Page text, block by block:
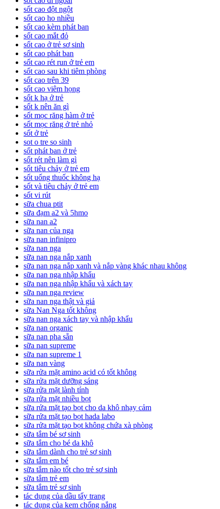
sốt cao đột ngột
sốt cao ho nhiều
sốt cao kèm phát ban
sốt cao mắt đỏ
sốt cao ở trẻ sơ sinh
sốt cao phát ban
sốt cao rét run ở trẻ em
sốt cao sau khi tiêm phòng
sốt cao trên 39
sốt cao viêm họng
sốt k hạ ở trẻ
sốt k nên ăn gì
sốt mọc răng hàm ở trẻ
sốt mọc răng ở trẻ nhỏ
sốt ở trẻ
sot o tre so sinh
sốt phát ban ở trẻ
sốt rét nên làm gì
sốt tiêu chảy ở trẻ em
sốt uống thuốc không hạ
sốt và tiêu chảy ở trẻ em
sốt vi rút
sữa chua ptit
sữa đạm a2 và 5hmo
sữa nan a2
sữa nan của nga
sữa nan infinipro
sữa nan nga
sữa nan nga nắp xanh
sữa nan nga nắp xanh và nắp vàng khác nhau không
sữa nan nga nhập khẩu
sữa nan nga nhập khẩu và xách tay
sữa nan nga review
sữa nan nga thật và giả
sữa Nan Nga tốt không
sữa nan nga xách tay và nhập khẩu
sữa nan organic
sữa nan pha sẵn
sữa nan supreme
sữa nan supreme 1
sữa nan vàng
sữa rửa mặt amino acid có tốt không
sữa rửa mặt dưỡng sáng
sữa rửa mặt lành tính
sữa rửa mặt nhiều bọt
sữa rửa mặt tạo bọt cho da khô nhạy cảm
sữa rửa mặt tạo bọt hada labo
sữa rửa mặt tạo bọt không chứa xà phòng
sữa tắm bé sơ sinh
sữa tắm cho bé da khô
sữa tắm dành cho trẻ sơ sinh
sữa tắm em bé
sữa tắm nào tốt cho trẻ sơ sinh
sữa tắm trẻ em
sữa tắm trẻ sơ sinh
tác dụng của dầu tẩy trang
tác dụng của kem chống nắng